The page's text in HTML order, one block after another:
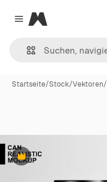
Close menu
Magnific
Startseite/Stock/Vektoren/
Premium